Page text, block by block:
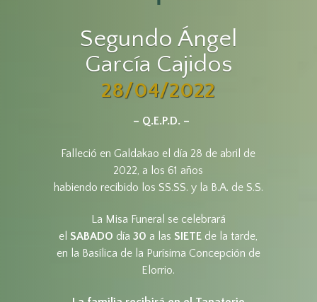
Segundo Ángel
García Cajidos
28/04/2022
– Q.E.P.D. –
Falleció en Galdakao el día 28 de abril de
2022, a los 61 años
habiendo recibido los SS.SS. y la B.A. de S.S.
La Misa Funeral se celebrará
el SABADO día30 a las SIETE de la tarde,
en la Basílica de la Purísima Concepción de
Elorrio.